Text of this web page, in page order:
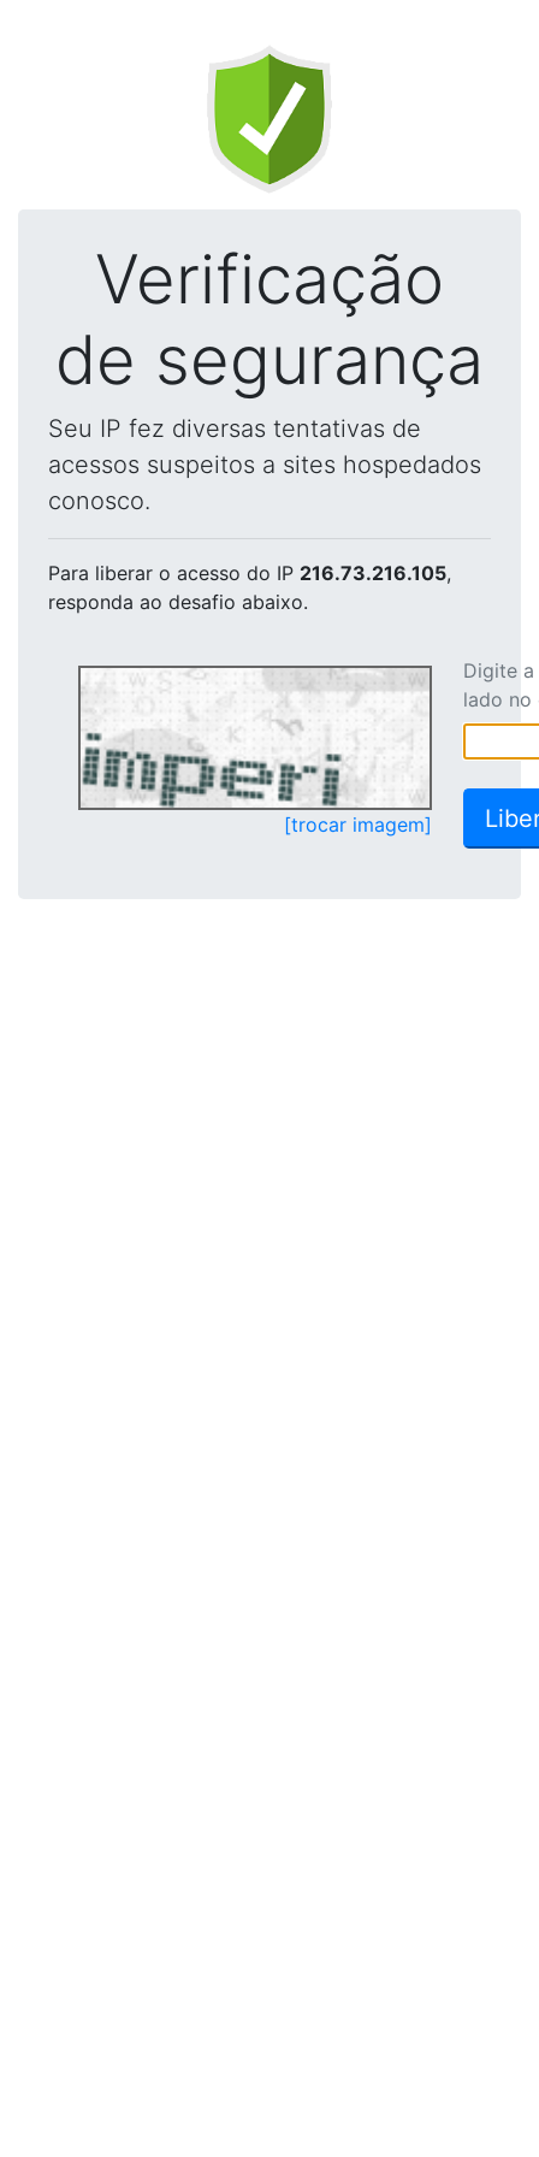
Verificação
de segurança
Seu IP fez diversas tentativas de
acessos suspeitos a sites hospedados
conosco.
Para liberar o acesso do IP 216.73.216.105,
responda ao desafio abaixo.
[trocar imagem]
Digite
lado no